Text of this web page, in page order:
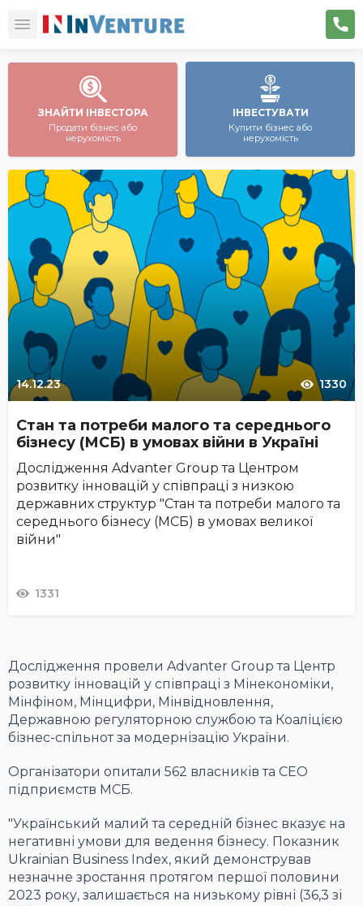
ЗНАЙТИ ІНВЕСТОРА
Продати бізнес або
нерухомість
ІНВЕСТУВАТИ
Купити бізнес або
нерухомість
14.12.23 1330
Стан та потреби малого та середнього
бізнесу (МСБ) в умовах війни в Україні
Дослідження Advanter Group та Центром
розвитку інновацій у співпраці з низкою
державних структур "Стан та потреби малого та
середнього бізнесу (МСБ) в умовах великої
війни"
1331
Дослідження провели Advanter Group та Центр
розвитку інновацій у співпраці з Мінекономіки,
Мінфіном, Мінцифри, Мінвідновлення,
Державною регуляторною службою та Коаліцією
бізнес-спільнот за модернізацію України.
Організатори опитали 562 власників та CEO
підприємств МСБ.
"Український малий та середній бізнес вказує на
негативні умови для ведення бізнесу. Показник
Ukrainian Business Index, який демонстрував
незначне зростання протягом першої половини
2023 року, залишається на низькому рівні (36,3 зі